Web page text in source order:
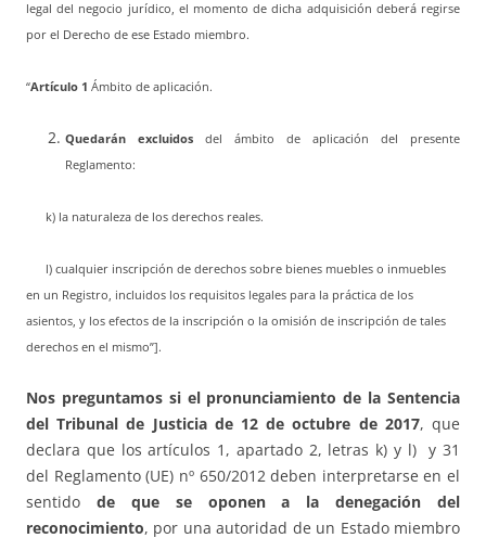
legal del negocio jurídico, el momento de dicha adquisición deberá regirse
por el Derecho de ese Estado miembro.
“Artículo 1 Ámbito de aplicación.
Quedarán excluidos del ámbito de aplicación del presente
Reglamento:
k) la naturaleza de los derechos reales.
l) cualquier inscripción de derechos sobre bienes muebles o inmuebles
en un Registro, incluidos los requisitos legales para la práctica de los
asientos, y los efectos de la inscripción o la omisión de inscripción de tales
derechos en el mismo”].
Nos preguntamos si el pronunciamiento de la Sentencia
del Tribunal de Justicia de 12 de octubre de 2017, que
declara que los artículos 1, apartado 2, letras k) y l) y 31
del Reglamento (UE) nº 650/2012 deben interpretarse en el
sentido de que se oponen a la denegación
del
reconocimiento, por una autoridad de un Estado miembro